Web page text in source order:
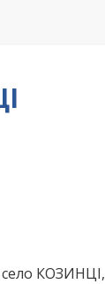
КОЗИНЦІ,